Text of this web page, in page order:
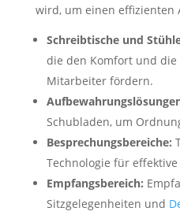
wird, um einen effizienten
Schreibtische und
die den Komfort und
Mitarbeiter fördern.
Schubladen, um
Besprechungsbereiche:
Technologie für
Empfangsbereich:
Sitzgelegenheiten und